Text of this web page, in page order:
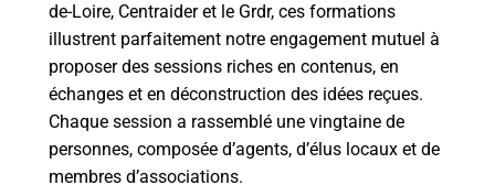
de-Loire, Centraider et le Grdr, ces formations
illustrent parfaitement notre engagement mutuel à
proposer des sessions riches en contenus, en
échanges et en déconstruction des idées reçues.
Chaque session a rassemblé une vingtaine de
personnes, composée d’agents, d’élus locaux et de
membres d’associations.